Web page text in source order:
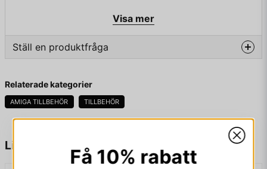
Liknande produkter
Visa mer
Ställ en produktfråga
Fråga oss något om denna produkten...
Relaterade kategorier
AMIGA TILLBEHÖR TILLBEHÖR
Få 10% rabatt